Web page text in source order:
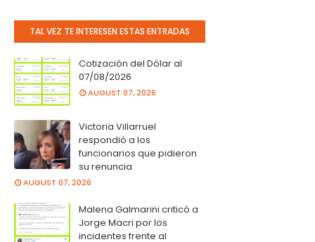
TAL VEZ TE INTERESEN ESTAS ENTRADAS
Cotización del Dólar al
07/08/2026
AUGUST 07, 2026
Victoria Villarruel
respondió a los
funcionarios que pidieron
su renuncia
AUGUST 07, 2026
Malena Galmarini criticó a
Jorge Macri por los
incidentes frente al